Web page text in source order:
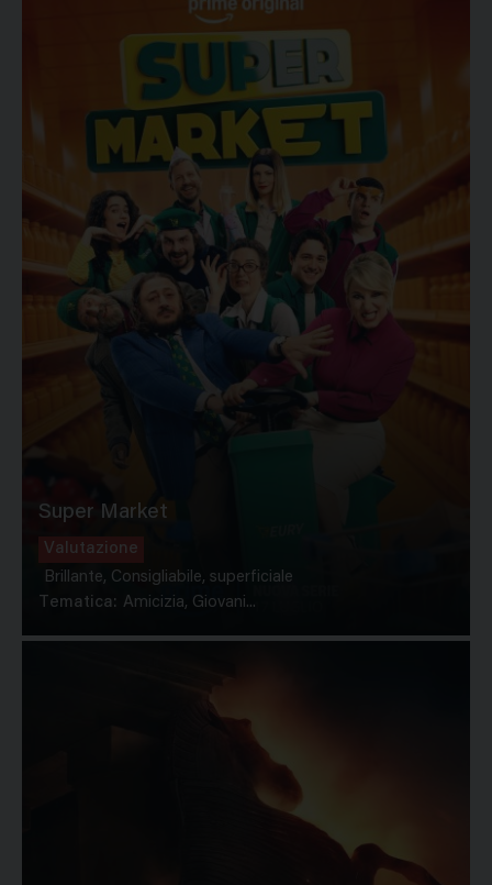
Super Market
Valutazione
Brillante, Consigliabile, superficiale
Tematica: Amicizia, Giovani...